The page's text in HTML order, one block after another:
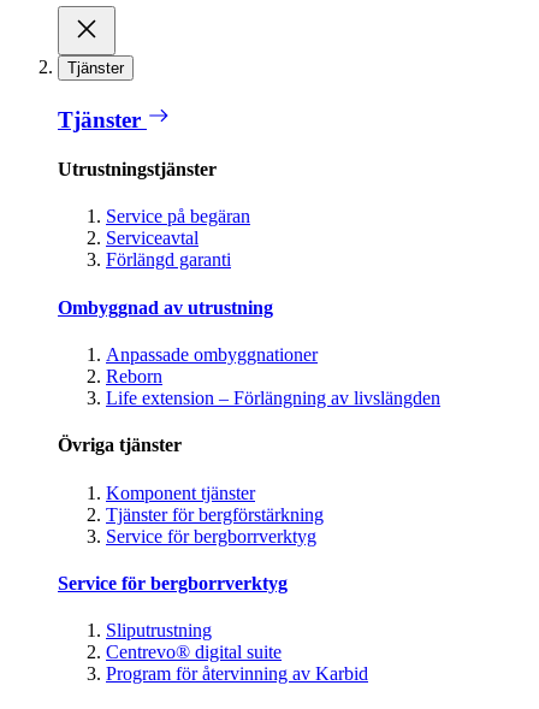
Tjänster
Tjänster
Utrustningstjänster
Service på begäran
Serviceavtal
Förlängd garanti
Ombyggnad av utrustning
Anpassade ombyggnationer
Reborn
Life extension – Förlängning av livslängden
Övriga tjänster
Komponent tjänster
Tjänster för bergförstärkning
Service för bergborrverktyg
Service för bergborrverktyg
Sliputrustning
Centrevo® digital suite
Program för återvinning av Karbid